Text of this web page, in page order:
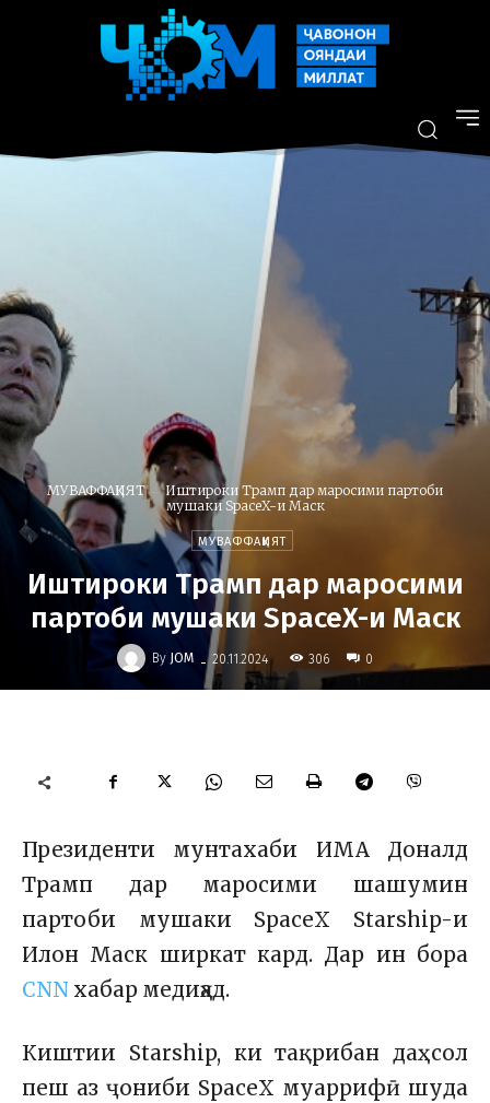
МУВАФФАҚИЯТ
Иштироки Трамп дар маросими партоби
мушаки SpaceX-и Маск
МУВАФФАҚИЯТ
Иштироки Трамп дар маросими
партоби мушаки SpaceX-и Маск
By JOM - 20.11.2024 306 0
Президенти мунтахаби ИМА Доналд
Трамп дар маросими шашумин
партоби мушаки SpaceX Starship-и
Илон Маск ширкат кард. Дар ин бора
CNN хабар медиҳад.
Киштии Starship, ки тақрибан даҳ сол
пеш аз ҷониби SpaceX муаррифӣ шуда